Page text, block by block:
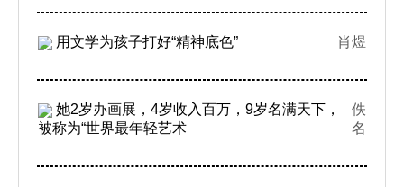
用文学为孩子打好“精神底色” 肖煜
她2岁办画展，4岁收入百万，9岁名满天下，
被称为“世界最年轻艺术
佚
名